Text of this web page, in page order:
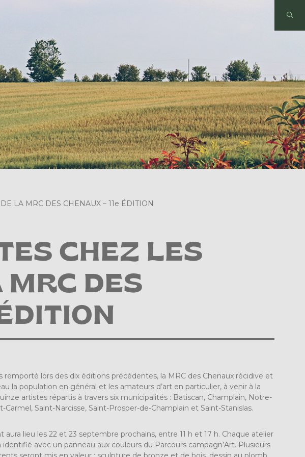
LA MRC DES CHENAUX – 11e ÉDITION
CHEZ LES
MRC DES
remporté lors des dix éditions précédentes, la MRC des Chenaux récidive et
la population en général et les amateurs d’art en particulier, à venir à la
artistes répartis à travers six municipalités : Batiscan, Champlain, Notre-
Carmel, Saint-Narcisse, Saint-Prosper-de-Champlain et Saint-Stanislas.
aura lieu les 22 et 23 septembre prochains, entre 11 h et 17 h. Chaque atelier
identifié avec un panneau aux couleurs du Parcours campagn’Art. Plusieurs